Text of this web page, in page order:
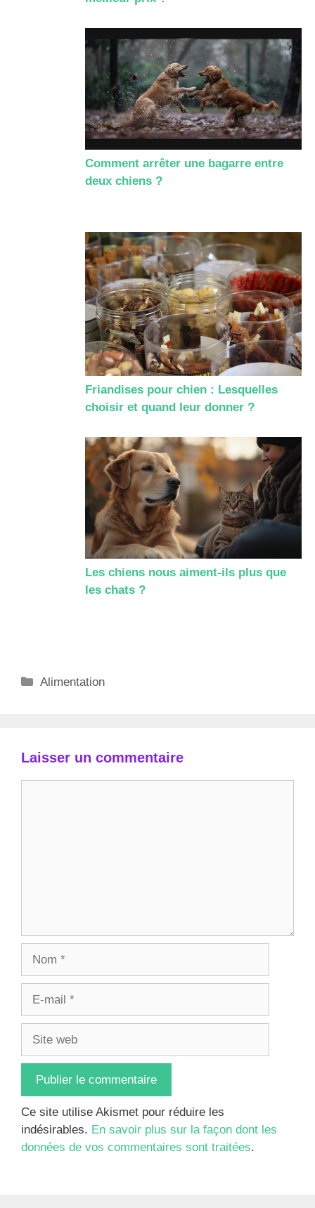
Comment arrêter une bagarre entre
deux chiens ?
Friandises pour chien : Lesquelles
choisir et quand leur donner ?
Les chiens nous aiment-ils plus que
les chats ?
Catégories
Alimentation
Laisser un commentaire
Ce site utilise Akismet pour réduire les
indésirables. En savoir plus sur la façon dont les
données de vos commentaires sont traitées.